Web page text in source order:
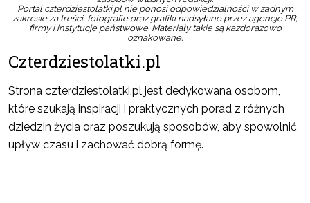
Portal czterdziestolatki.pl nie ponosi odpowiedzialności w żadnym
zakresie za treści, fotografie oraz grafiki nadsyłane przez agencje PR,
firmy i instytucje państwowe. Materiały takie są każdorazowo
oznakowane.
Czterdziestolatki.pl
Strona czterdziestolatki.pl jest dedykowana osobom,
które szukają inspiracji i praktycznych porad z różnych
dziedzin życia oraz poszukują sposobów, aby spowolnić
upływ czasu i zachować dobrą formę.